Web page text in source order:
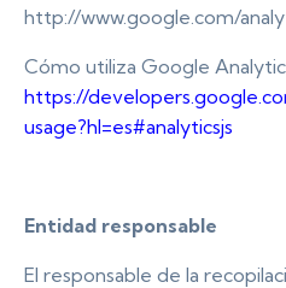
http://www.google.com/
Cómo utiliza Google
https://
usage?hl=es#analyticsjs
Entidad responsable
El responsable de la